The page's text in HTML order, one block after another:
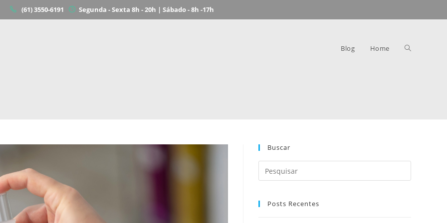
(61) 3550-6191 Segunda - Sexta 8h - 20h | Sábado - 8h -17h
Blog Home
Buscar
Posts Recentes